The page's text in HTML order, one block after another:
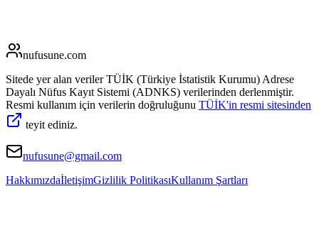
nufusune.com
Sitede yer alan veriler TÜİK (Türkiye İstatistik Kurumu) Adrese
Dayalı Nüfus Kayıt Sistemi (ADNKS) verilerinden derlenmiştir.
Resmi kullanım için verilerin doğruluğunu TÜİK'in resmi sitesinden
teyit ediniz.
nufusune@gmail.com
HakkımızdaİletişimGizlilik PolitikasıKullanım Şartları